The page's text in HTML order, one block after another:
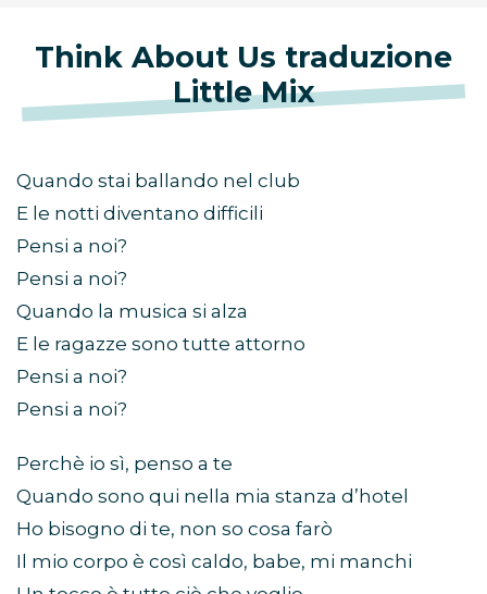
Think About Us traduzione
Little Mix
Quando stai ballando nel club
E le notti diventano difficili
Pensi a noi?
Pensi a noi?
Quando la musica si alza
E le ragazze sono tutte attorno
Pensi a noi?
Pensi a noi?
Perchè io sì, penso a te
Quando sono qui nella mia stanza d’hotel
Ho bisogno di te, non so cosa farò
Il mio corpo è così caldo, babe, mi manchi